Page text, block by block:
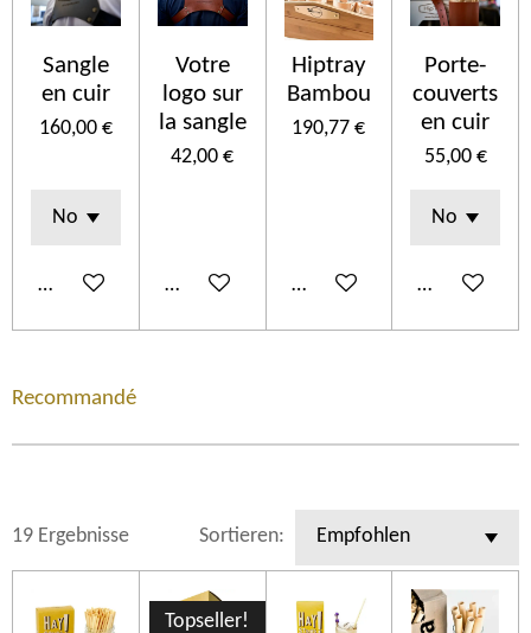
Sangle
en cuir
160,00 €
In den Warenkorb
Votre
logo sur
la sangle
42,00 €
In den Warenkorb
Hiptray
Bambou
190,77 €
In den Warenkorb
Porte-
couverts
en cuir
55,00 €
Details
Recommandé
19 Ergebnisse Sortieren:
Topseller!